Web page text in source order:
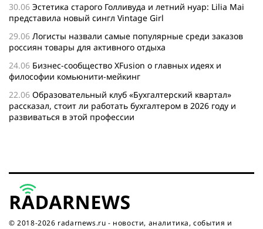
30.06 Эстетика старого Голливуда и летний нуар: Lilia Mai
представила новый сингл Vintage Girl
29.06 Логисты назвали самые популярные среди заказов
россиян товары для активного отдыха
24.06 Бизнес-сообщество XFusion о главных идеях и
философии комьюнити-мейкинг
22.06 Образовательный клуб «Бухгалтерский квартал»
рассказал, стоит ли работать бухгалтером в 2026 году и
развиваться в этой профессии
бизнесу нужен ребрендинг для роста компании
26.05Инновационное десятилетие России: бизнес, власть
и общество формируют будущее
© 2018-2026 radarnews.ru - новости, аналитика, события и